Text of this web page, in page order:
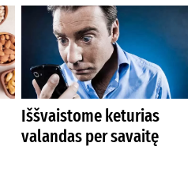
Iššvaistome keturias
valandas per savaitę